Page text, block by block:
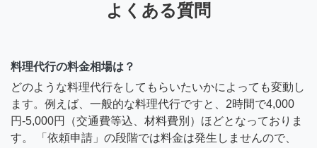
よくある質問
料理代行の料金相場は？
どのような料理代行をしてもらいたいかによっても変動し
ます。例えば、一般的な料理代行ですと、2時間で4,000
円-5,000円（交通費等込、材料費別）ほどとなっておりま
す。 「依頼申請」の段階では料金は発生しませんので、